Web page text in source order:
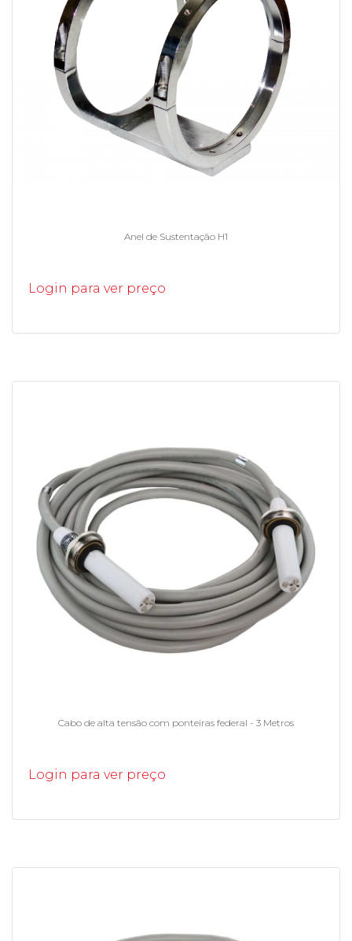
Anel de Sustentação H1
Login para ver preço
Cabo de alta tensão com ponteiras federal - 3 Metros
Login para ver preço